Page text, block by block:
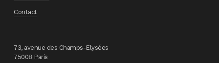
Contact
73, avenue des Champs-Elysées
75008 Paris